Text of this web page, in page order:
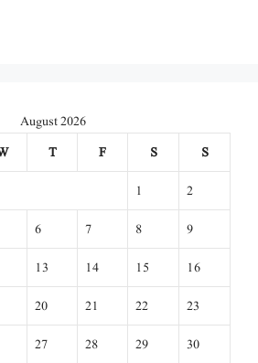
August 2026
T F S
S
1
2
6 7 8
9
13 14 15
16
20 21 22
23
27 28 29
30